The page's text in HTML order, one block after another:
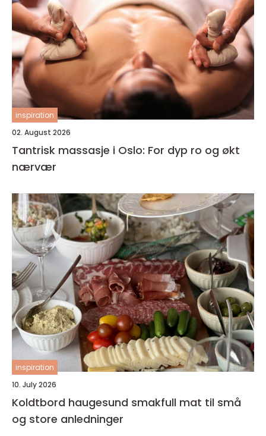
inspiration
02. August 2026
Tantrisk massasje i Oslo: For dyp ro og økt
nærvær
inspiration
10. July 2026
Koldtbord haugesund smakfull mat til små
og store anledninger